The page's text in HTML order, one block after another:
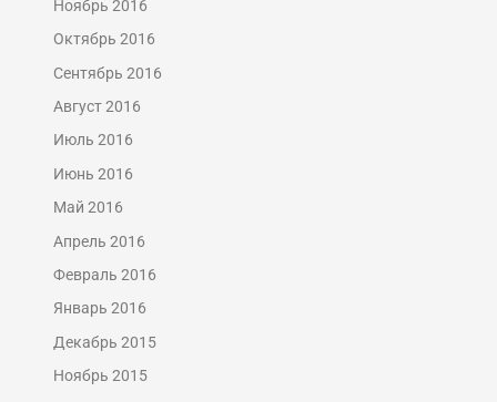
Ноябрь 2016
Октябрь 2016
Сентябрь 2016
Август 2016
Июль 2016
Июнь 2016
Май 2016
Апрель 2016
Февраль 2016
Январь 2016
Декабрь 2015
Ноябрь 2015